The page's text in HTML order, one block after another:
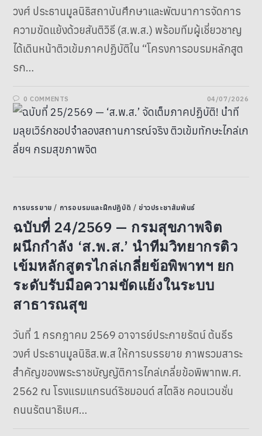
วงศ์ ประธานมูลนิธิสถาบันศึกษาและพัฒนาการจัดการ
ความขัดแย้งด้วยสันติวิธี (ส.พ.ส.) พร้อมทีมผู้เชี่ยวชาญ
ได้เดินหน้าติวเข้มภาคปฏิบัติใน “โครงการอบรมหลักสูต
รก…
0 COMMENTS 04/07/2026
การบรรยาย / การอบรมและฝึกปฏิบัติ / ข่าวประชาสัมพันธ์
ฉบับที่ 24/2569 — กรมสุขภาพจิต
ผนึกกำลัง ‘ส.พ.ส.’ นำทีมวิทยากรติว
เข้มหลักสูตรไกล่เกลี่ยข้อพิพาทฯ ยก
ระดับรับมือความขัดแย้งในระบบ
สาธารณสุข
วันที่ 1 กรกฎาคม 2569 อาจารย์ประกายรัตน์ ต้นธีร
วงศ์ ประธานมูลนิธิส.พ.ส ให้การบรรยาย ภาพรวมสาระ
สำคัญของพระราชบัญญัติการไกล่เกลี่ยข้อพิพาทพ.ศ.
2562 ณ โรงแรมแกรนด์ริชมอนด์ สไตลิช คอนเวนชั่น
ถนนรัตนาธิเบศ…